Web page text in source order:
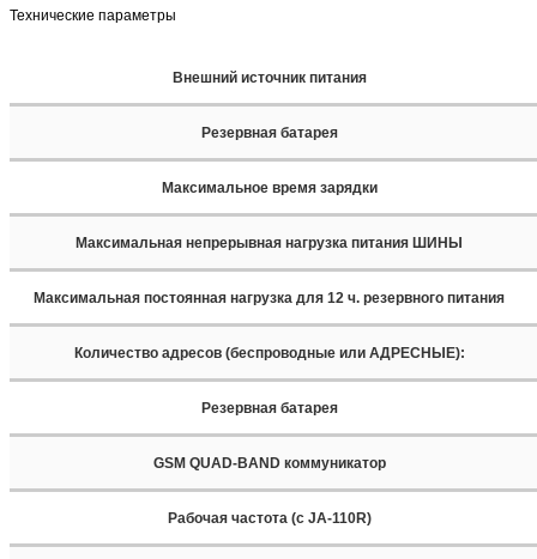
Технические параметры
Внешний источник питания
Резервная батарея
Максимальное время зарядки
Максимальная непрерывная нагрузка питания ШИНЫ
Максимальная постоянная нагрузка для 12 ч. резервного питания
Количество адресов (беспроводные или АДРЕСНЫЕ):
Резервная батарея
GSM QUAD-BAND коммуникатор
Рабочая частота (с JA-110R)